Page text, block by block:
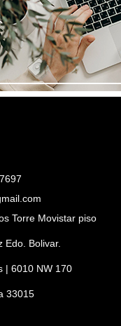
Torre Movistar piso
Edo. Bolivar.
| 6010 NW 170
33015